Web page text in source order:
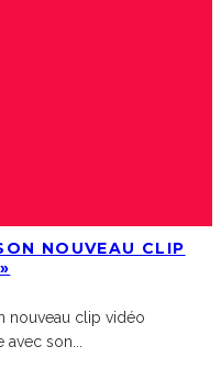
NOUVEAU CLIP
nouveau clip vidéo
avec son